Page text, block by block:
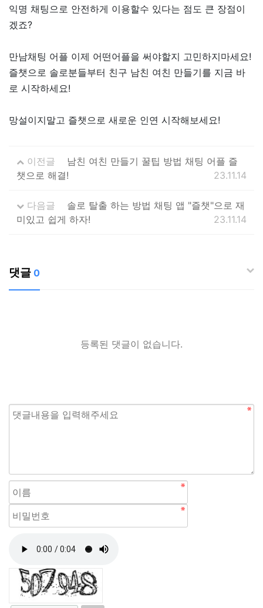
익명 채팅으로 안전하게 이용할수 있다는 점도 큰 장점이
겠죠?
만남채팅 어플 이제 어떤어플을 써야할지 고민하지마세요!
즐챗으로 솔로분들부터 친구 남친 여친 만들기를 지금 바
로 시작하세요!
망설이지말고 즐챗으로 새로운 인연 시작해보세요!
이전글
남친 여친 만들기 꿀팁 방법 채팅 어플 즐
챗으로 해결!
23.11.14
다음글
솔로 탈출 하는 방법 채팅 앱 "즐챗"으로 재
미있고 쉽게 하자!
23.11.14
댓글 0
등록된 댓글이 없습니다.